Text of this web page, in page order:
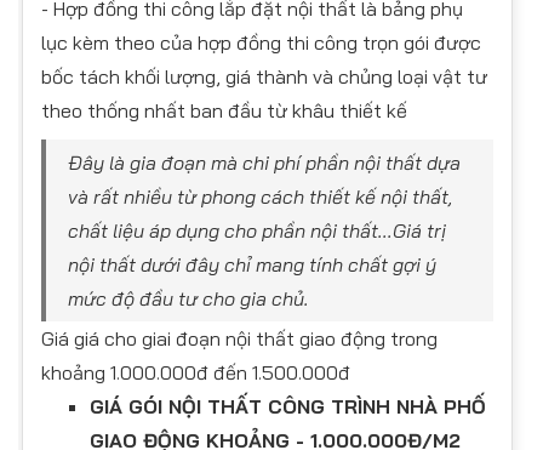
- Hợp đồng thi công lắp đặt nội thất là bảng phụ
lục kèm theo của hợp đồng thi công trọn gói được
bốc tách khối lượng, giá thành và chủng loại vật tư
theo thống nhất ban đầu từ khâu thiết kế
Đây là gia đoạn mà chi phí phần nội thất dựa
và rất nhiều từ phong cách thiết kế nội thất,
chất liệu áp dụng cho phần nội thất...Giá trị
nội thất dưới đây chỉ mang tính chất gợi ý
mức độ đầu tư cho gia chủ.
Giá giá cho giai đoạn nội thất giao động trong
khoảng 1.000.000đ đến 1.500.000đ
GIÁ GÓI NỘI THẤT CÔNG TRÌNH NHÀ PHỐ
GIAO ĐỘNG KHOẢNG - 1.000.000Đ/M2